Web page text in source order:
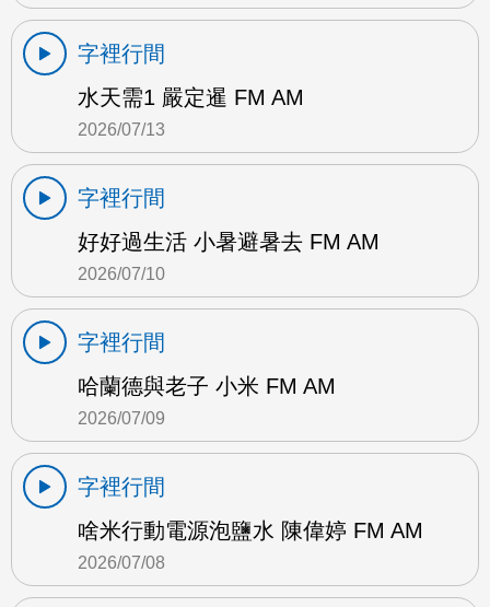
字裡行間
水天需1 嚴定暹 FM AM
2026/07/13
字裡行間
好好過生活 小暑避暑去 FM AM
2026/07/10
字裡行間
哈蘭德與老子 小米 FM AM
2026/07/09
字裡行間
啥米行動電源泡鹽水 陳偉婷 FM AM
2026/07/08